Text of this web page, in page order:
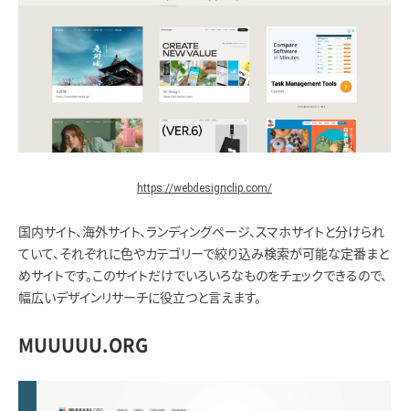
https://webdesignclip.com/
国内サイト、海外サイト、ランディングページ、スマホサイトと分けられ
ていて、それぞれに色やカテゴリーで絞り込み検索が可能な定番まと
めサイトです。このサイトだけでいろいろなものをチェックできるので、
幅広いデザインリサーチに役立つと言えます。
MUUUUU.ORG